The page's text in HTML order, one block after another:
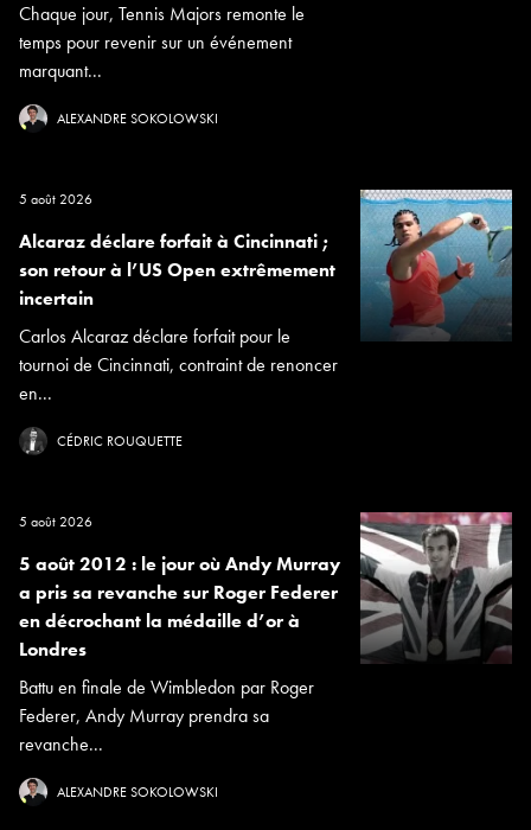
Chaque jour, Tennis Majors remonte le
temps pour revenir sur un événement
marquant...
ALEXANDRE SOKOLOWSKI
5 août 2026
Alcaraz déclare forfait à Cincinnati ;
son retour à l’US Open extrêmement
incertain
Carlos Alcaraz déclare forfait pour le
tournoi de Cincinnati, contraint de renoncer
en...
CÉDRIC ROUQUETTE
5 août 2026
5 août 2012 : le jour où Andy Murray
a pris sa revanche sur Roger Federer
en décrochant la médaille d’or à
Londres
Battu en finale de Wimbledon par Roger
Federer, Andy Murray prendra sa
revanche...
ALEXANDRE SOKOLOWSKI